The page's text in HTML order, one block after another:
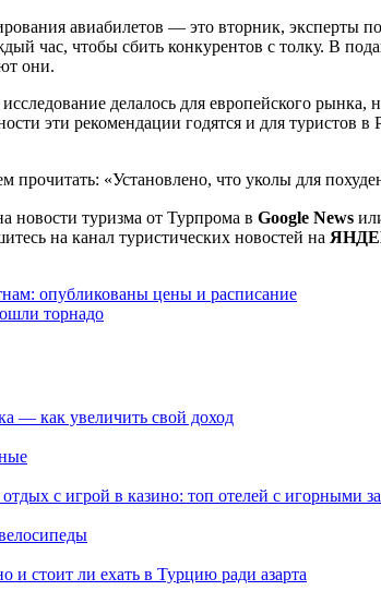
авиабилетов — это вторник, эксперты
час, чтобы сбить конкурентов с толку. В
они.
делалось для европейского
эти рекомендации годятся и для
прочитать: «Установлено, что уколы для
новости туризма от Турпрома в Google News
на канал туристических новостей на
опубликованы цены и расписание
торнадо
— как увеличить свой доход
с игрой в казино: топ отелей с игорными
и стоит ли ехать в Турцию ради азарта